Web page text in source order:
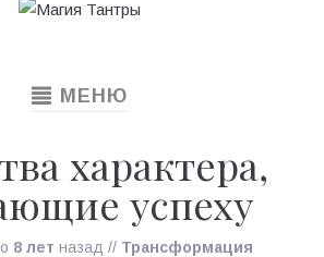
TOGGLE
МЕНЮ
характера,
успеху
8 лет назад // Трансформация